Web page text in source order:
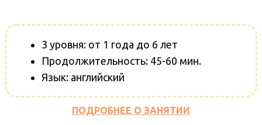
3 уровня: от 1 года до 6 лет
Продолжительность: 45-60 мин.
Язык: английский
ПОДРОБНЕЕ О ЗАНЯТИИ